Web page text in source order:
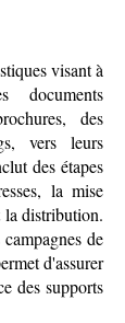
visant à
documents
des
vers leurs
des étapes
la mise
la distribution.
de
d'assurer
des supports